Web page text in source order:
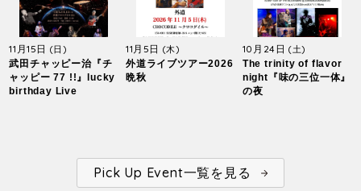
11月15日 (日)
武田チャッピー治『チ
ャッピー 77 !!』lucky
birthday Live
11月5日 (木)
外道ライブツアー2026
晩秋
10月24日 (土)
The trinity of flavor
night『味の三位一体』
の夜
Pick Up Event一覧を見る